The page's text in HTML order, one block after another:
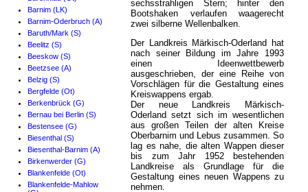
Barnim (LK)
Barnim-Oderbruch (A)
Baruth/Mark (S)
Beelitz (S)
Beeskow (S)
Beetzsee (A)
Belzig (S)
Bergfelde (Ot)
Berkenbrück (G)
Bernau bei Berlin (S)
Bestensee (G)
Biesenthal (S)
Biesenthal-Barnim (A)
Birkenwerder (G)
Blankenfelde (Ot)
Blankenfelde-Mahlow
sechsstrahligen Stern; hinter den
Bootshaken verlaufen waagerecht
zwei silberne Wellenbalken.
Der Landkreis Märkisch-Oderland hat
nach seiner Bildung im Jahre 1993
einen Ideenwettbewerb
ausgeschrieben, der eine Reihe von
Vorschlägen für die Gestaltung eines
Kreiswappens ergab.
Der neue Landkreis Märkisch-
Oderland setzt sich im wesentlichen
aus großen Teilen der alten Kreise
Oberbarnim und Lebus zusammen. So
lag es nahe, die alten Wappen dieser
bis zum Jahr 1952 bestehenden
Landkreise als Grundlage für die
Gestaltung eines neuen Wappens zu
nehmen.